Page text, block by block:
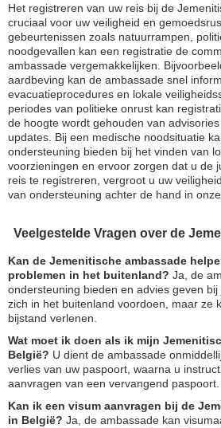
Het registreren van uw reis bij de
cruciaal voor uw veiligheid en
gebeurtenissen zoals natuurrampen,
noodgevallen kan een registratie de
ambassade vergemakkelijken.
aardbeving kan de ambassade snel
evacuatieprocedures en lokale
periodes van politieke onrust kan
de hoogte wordt gehouden van
updates. Bij een medische noodsituatie
ondersteuning bieden bij het vinden van
voorzieningen en ervoor zorgen dat u de
reis te registreren, vergroot u uw
van ondersteuning achter de hand in
Veelgestelde Vragen over de
Kan de Jemenitische ambassade
problemen in het buitenland? Ja, de
ondersteuning bieden en advies geven
zich in het buitenland voordoen, maar ze
bijstand verlenen.
Wat moet ik doen als ik mijn
België? U dient de ambassade
verlies van uw paspoort, waarna u
aanvragen van een vervangend paspoort.
Kan ik een visum aanvragen bij de
in België? Ja, de ambassade kan